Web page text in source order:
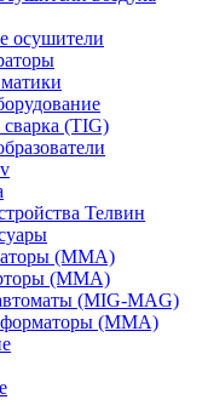
осушители
(TIG)
Телвин
(MMA)
(MMA)
(MIG-MAG)
(MMA)